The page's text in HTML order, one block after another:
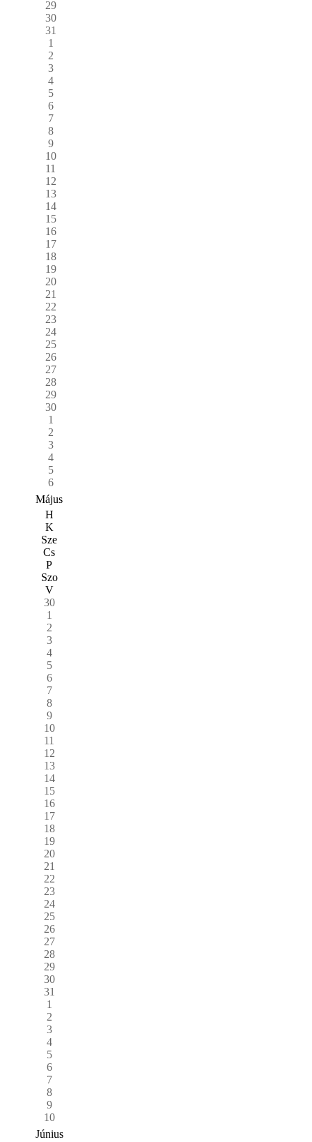
29
30
31
1
2
3
4
5
6
7
8
9
10
11
12
13
14
15
16
17
18
19
20
21
22
23
24
25
26
27
28
29
30
1
2
3
4
5
6
Május
H
K
Sze
Cs
P
Szo
V
30
1
2
3
4
5
6
7
8
9
10
11
12
13
14
15
16
17
18
19
20
21
22
23
24
25
26
27
28
29
30
31
1
2
3
4
5
6
7
8
9
10
Június